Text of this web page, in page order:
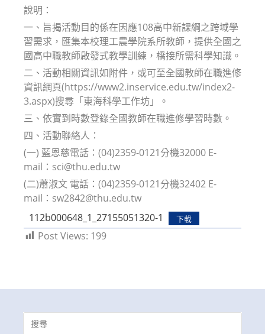
說明：
一、旨揭活動目的係在因應108高中新課綱之跨域學
習需求，匯集本校理工農學院系所教師，提供全國之
國高中職教師啟發式教學訓練，橋接所需科學知識。
二、活動相關資訊如附件，或可至全國教師在職進修
資訊網頁(https://www2.inservice.edu.tw/index2-
3.aspx)搜尋「東海科學工作坊」。
三、依實到時數登錄全國教師在職進修學習時數。
四、活動聯絡人：
(一) 藍恩慈電話：(04)2359-0121分機32000 E-
mail：sci@thu.edu.tw
(二)蕭淑文 電話：(04)2359-0121分機32402 E-
mail：sw2842@thu.edu.tw
112b000648_1_27155051320-1
下載
Post Views: 199
Search
for: